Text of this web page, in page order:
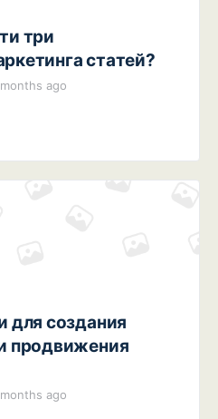
три
статей?
ago
для создания
продвижения
ago